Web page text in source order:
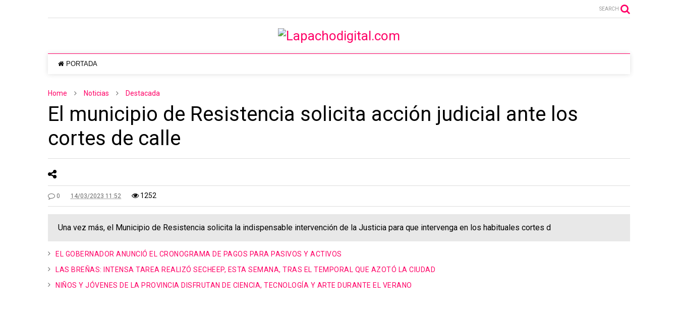
SEARCH
PORTADA
Home Noticias Destacada
El municipio de Resistencia solicita acción judicial ante los
cortes de calle
0 14/03/2023 11:52 1252
Una vez más, el Municipio de Resistencia solicita la indispensable intervención de la Justicia para que intervenga en los habituales cortes d
EL GOBERNADOR ANUNCIÓ EL CRONOGRAMA DE PAGOS PARA PASIVOS Y ACTIVOS
LAS BREÑAS: INTENSA TAREA REALIZÓ SECHEEP, ESTA SEMANA, TRAS EL TEMPORAL QUE AZOTÓ LA CIUDAD
NIÑOS Y JÓVENES DE LA PROVINCIA DISFRUTAN DE CIENCIA, TECNOLOGÍA Y ARTE DURANTE EL VERANO